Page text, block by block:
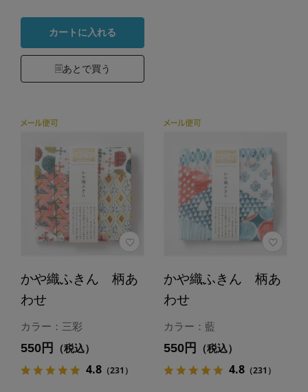
カートに入れる
あとで買う
かや織ふきん 柄あ
わせ
カラー：三彩
550円 （税込）
4.8（231）
かや織ふきん 柄あ
わせ
カラー：藍
550円 （税込）
4.8（231）